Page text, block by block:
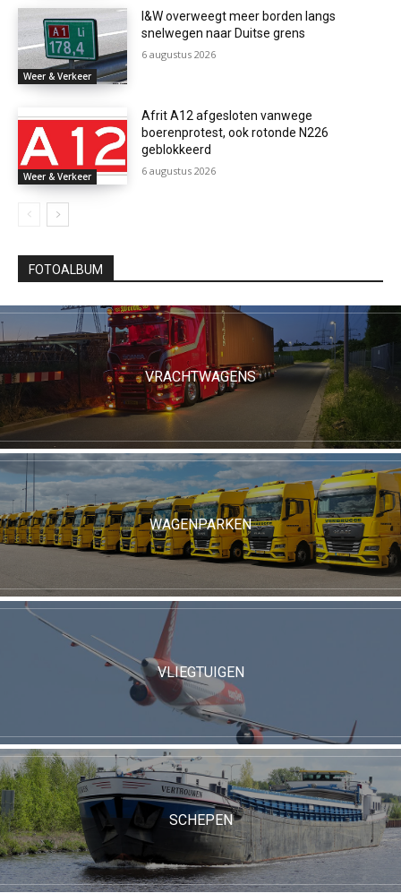
Weer & Verkeer
I&W overweegt meer borden langs
snelwegen naar Duitse grens
6 augustus 2026
Weer & Verkeer
Afrit A12 afgesloten vanwege
boerenprotest, ook rotonde N226
geblokkeerd
6 augustus 2026
FOTOALBUM
VRACHTWAGENS
WAGENPARKEN
VLIEGTUIGEN
SCHEPEN